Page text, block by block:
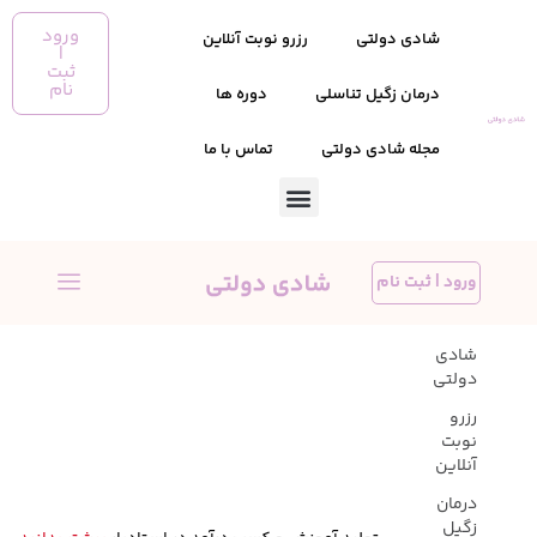
شادی دولتی رزرو نوبت آنلاین
درمان زگیل تناسلی دوره ها
مجله شادی دولتی تماس با ما
ورود
|
ثبت
نام
ورود | ثبت نام
شادی
دولتی
رزرو
نوبت
آنلاین
درمان
زگیل